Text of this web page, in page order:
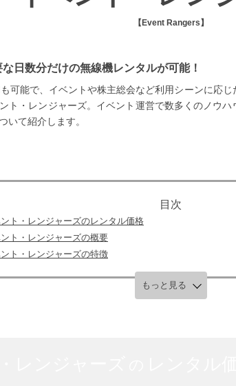
【Event Rangers】
日数分だけの無線機レンタルが可能！
可能で、イベントや株主総会など利用シーンに応じ
ト・レンジャーズ。イベント運営で数多くのノウハ
いて紹介します。
ト・レンジャーズのレンタル価格
ト・レンジャーズの概要
ト・レンジャーズの特徴
もっと見る